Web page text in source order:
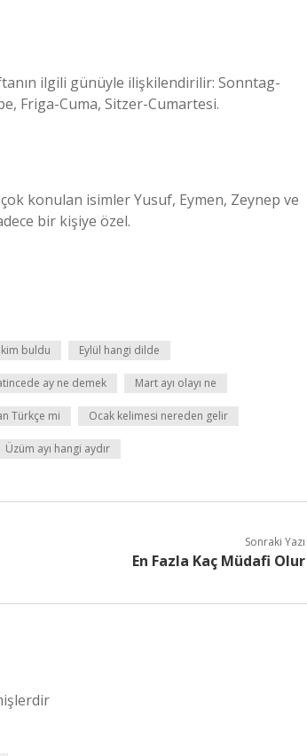
ilgili günüyle ilişkilendirilir: Sonntag-
Friga-Cuma, Sitzer-Cumartesi.
konulan isimler Yusuf, Eymen, Zeynep ve
bir kişiye özel.
buldu Eylül hangi dilde
ay ne demek Mart ayı olayı ne
Türkçe mi Ocak kelimesi nereden gelir
Üzüm ayı hangi aydır
Sonraki Yazı
En Fazla Kaç Müdafi Olur